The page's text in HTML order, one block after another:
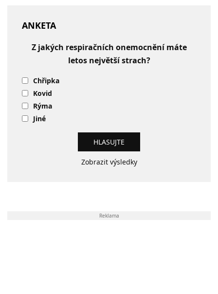
ANKETA
Z jakých respiračních onemocnění máte
letos největší strach?
Chřipka
Kovid
Rýma
Jiné
Zobrazit výsledky
Reklama